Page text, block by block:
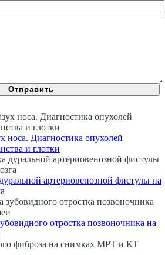
Диагностика опухолей
и глотки
артериовенозной фистулы на
отростка позвоночника на